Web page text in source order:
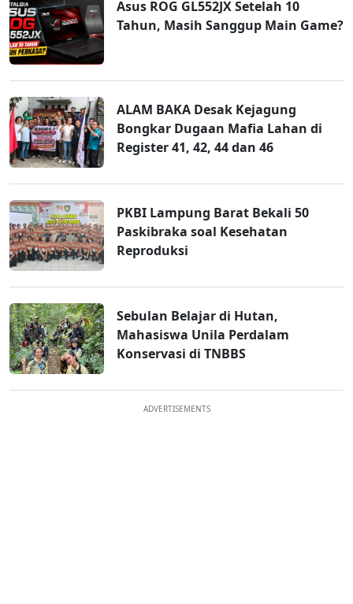
Asus ROG GL552JX Setelah 10
Tahun, Masih Sanggup Main Game?
ALAM BAKA Desak Kejagung
Bongkar Dugaan Mafia Lahan di
Register 41, 42, 44 dan 46
PKBI Lampung Barat Bekali 50
Paskibraka soal Kesehatan
Reproduksi
Sebulan Belajar di Hutan,
Mahasiswa Unila Perdalam
Konservasi di TNBBS
ADVERTISEMENTS